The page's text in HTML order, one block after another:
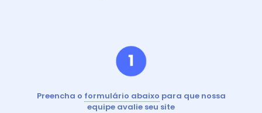
Preencha o formulário abaixo para que nossa
equipe avalie seu site